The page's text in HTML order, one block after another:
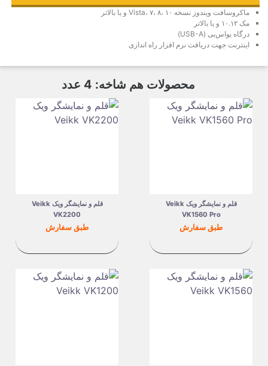
ماکروسافت ویندوز نسخه Vista، ۷، ۸، ۱۰ و یا بالاتر
مک ۱۰.
۱۲
و یا بالاتر
درگاه یو‌اس‌بی (USB-A)
اینترنت جهت دریافت نرم افزار راه اندازی
محصولات هم شاخه: 4 عدد
قلم و نمایشگر ویک Veikk
VK1560 Pro
قیمت
طبق سفارش
قلم و نمایشگر ویک Veikk
VK2200
قیمت
طبق سفارش